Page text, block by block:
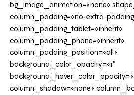
bg_image_animation=»none»
column_padding=»no-extra-
column_padding_tablet=»inherit»
column_padding_phone=»inherit»
column_padding_position=»all»
background_color_opacity=»1″
column_shadow=»none»